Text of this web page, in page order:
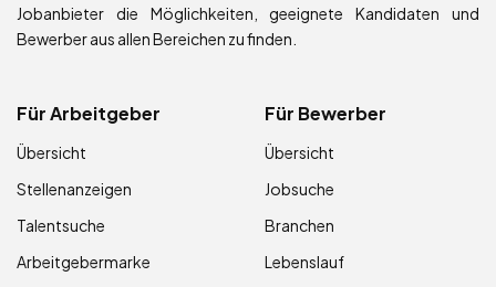
Jobanbieter die Möglichkeiten, geeignete Kandidaten und
Bewerber aus allen Bereichen zu finden.
Für Arbeitgeber
Übersicht
Stellenanzeigen
Talentsuche
Arbeitgebermarke
Für Bewerber
Übersicht
Jobsuche
Branchen
Lebenslauf